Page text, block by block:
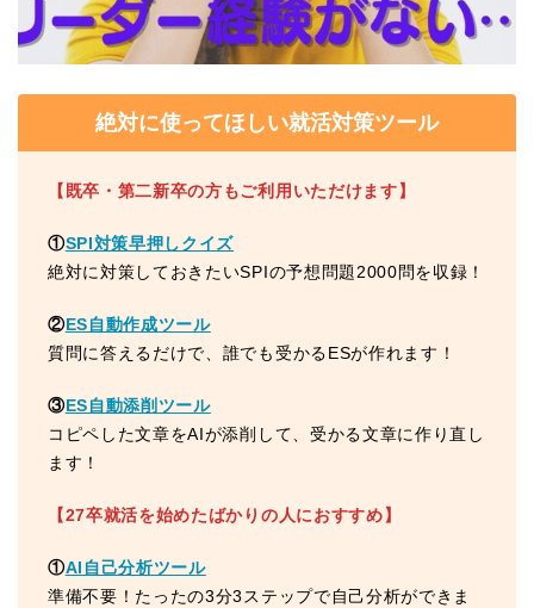
絶対に使ってほしい就活対策ツール
【既卒・第二新卒の方もご利用いただけます】
①SPI対策早押しクイズ
絶対に対策しておきたいSPIの予想問題2000問を収録！
②ES自動作成ツール
質問に答えるだけで、誰でも受かるESが作れます！
③ES自動添削ツール
コピペした文章をAIが添削して、受かる文章に作り直し
ます！
【27卒就活を始めたばかりの人におすすめ】
①AI自己分析ツール
準備不要！たったの3分3ステップで自己分析ができま